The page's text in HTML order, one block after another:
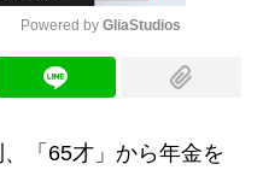
Powered by GliaStudios
「65才」から年金を